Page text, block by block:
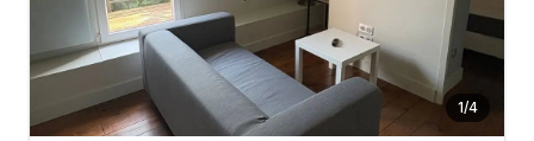
1/4